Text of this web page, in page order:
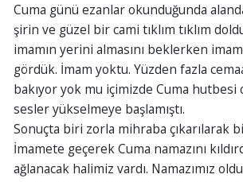
Cuma günü ezanlar okunduğunda
şirin ve güzel bir cami tıklım tıklım
imamın yerini almasını beklerken
gördük. İmam yoktu. Yüzden fazla
bakıyor yok mu içimizde Cuma hutbesi
sesler yükselmeye başlamıştı.
Sonuçta biri zorla mihraba çıkarılarak
İmamete geçerek Cuma namazını
ağlanacak halimiz vardı. Namazımız